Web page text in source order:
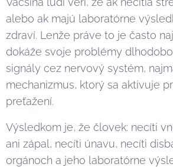
alebo ak majú laboratórne
zdraví. Lenže práve to je často
dokáže svoje problémy
signály cez nervový systém,
mechanizmus, ktorý sa aktivuje
preťažení.
Výsledkom je, že človek: necíti
ani zápal, necíti únavu, necíti
orgánoch a jeho laboratórne